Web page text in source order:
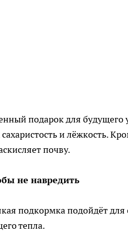
подарок для
и лёжкость.
почву.
не навредить
подкормка подойдёт
тепла.